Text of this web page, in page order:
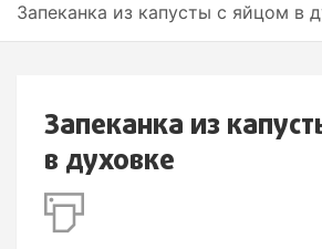
Запеканка из капусты с яйцом в
Запеканка из
в духовке